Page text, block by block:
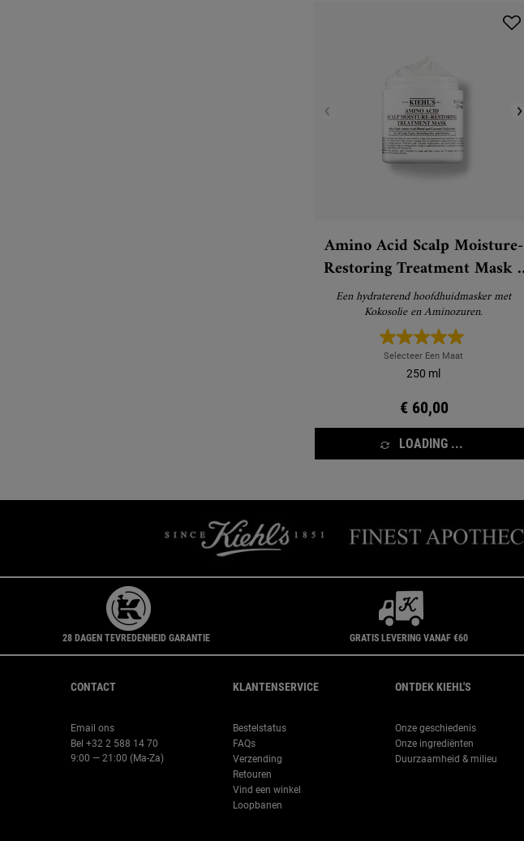
Amino Acid Scalp Moisture-
Restoring Treatment Mask -
Masker
Een hydraterend hoofdhuidmasker met
Kokosolie en Aminozuren.
Selecteer Een Maat
250 ml
€ 60,00
LOADING ...
28 DAGEN TEVREDENHEID GARANTIE GRATIS LEVERING VANAF €60
CONTACT
Email ons
Bel +32 2 588 14 70
9:00 — 21:00 (Ma-Za)
KLANTENSERVICE
Bestelstatus
FAQs
Verzending
Retouren
Vind een winkel
Loopbanen
ONTDEK KIEHL'S
Onze geschiedenis
Onze ingrediënten
Duurzaamheid & milieu